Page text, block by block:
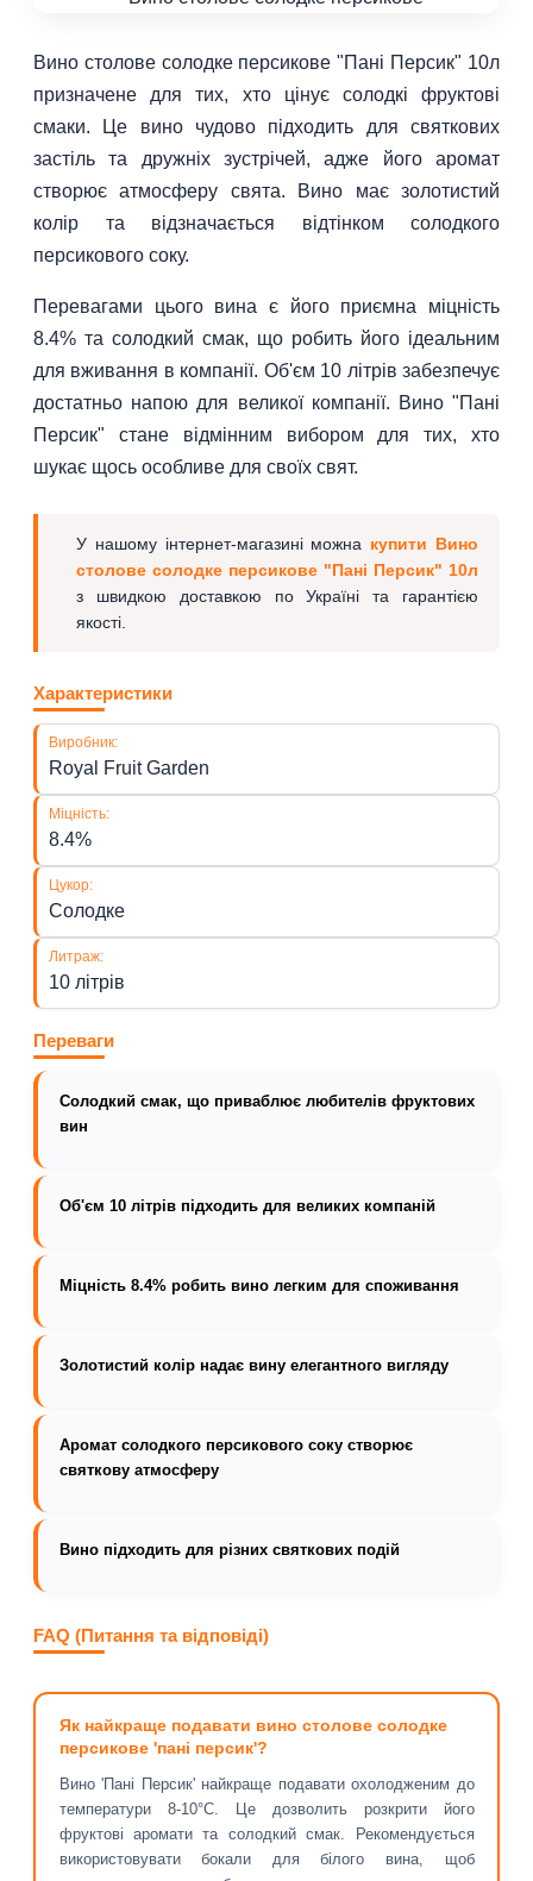
Вино столове солодке персикове "Пані Персик" 10л
призначене для тих, хто цінує солодкі фруктові
смаки. Це вино чудово підходить для святкових
застіль та дружніх зустрічей, адже його аромат
створює атмосферу свята. Вино має золотистий
колір та відзначається відтінком солодкого
персикового соку.
Перевагами цього вина є його приємна міцність
8.4% та солодкий смак, що робить його ідеальним
для вживання в компанії. Об'єм 10 літрів забезпечує
достатньо напою для великої компанії. Вино "Пані
Персик" стане відмінним вибором для тих, хто
шукає щось особливе для своїх свят.
У нашому інтернет-магазині можна купити Вино
столове солодке персикове "Пані Персик" 10л
з швидкою доставкою по Україні та гарантією
якості.
Характеристики
Виробник:
Royal Fruit Garden
Міцність:
8.4%
Цукор:
Солодке
Литраж:
10 літрів
Переваги
Солодкий смак, що приваблює любителів фруктових
вин
Об'єм 10 літрів підходить для великих компаній
Міцність 8.4% робить вино легким для споживання
Золотистий колір надає вину елегантного вигляду
Аромат солодкого персикового соку створює
святкову атмосферу
Вино підходить для різних святкових подій
FAQ (Питання та відповіді)
Як найкраще подавати вино столове солодке
персикове 'пані персик'?
Вино 'Пані Персик' найкраще подавати охолодженим до
температури 8-10°C. Це дозволить розкрити його
фруктові аромати та солодкий смак. Рекомендується
використовувати бокали для білого вина, щоб